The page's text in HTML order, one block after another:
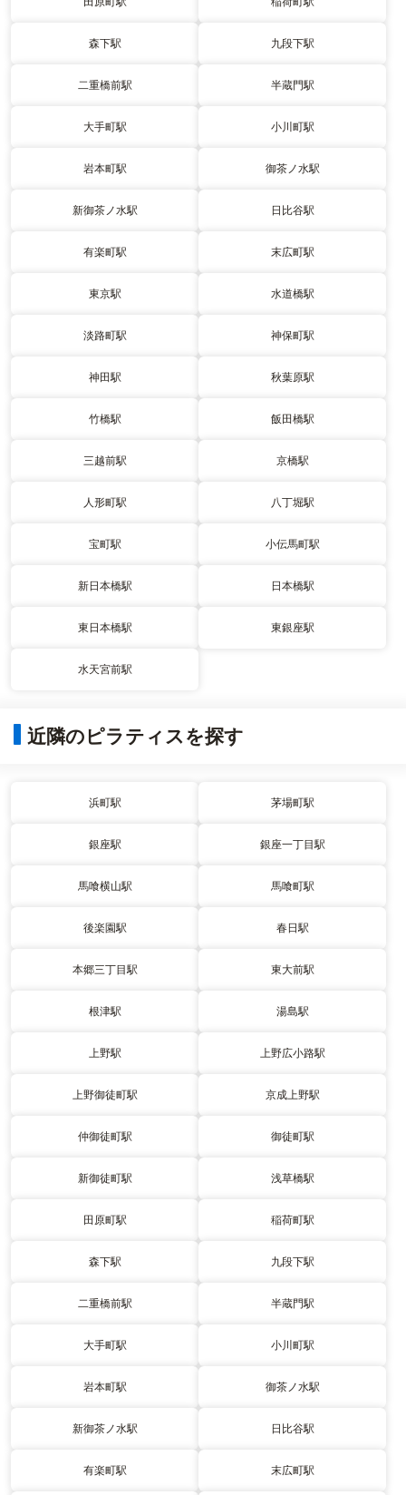
森下駅 九段下駅
二重橋前駅 半蔵門駅
大手町駅 小川町駅
岩本町駅 御茶ノ水駅
新御茶ノ水駅 日比谷駅
有楽町駅 末広町駅
東京駅 水道橋駅
淡路町駅 神保町駅
神田駅 秋葉原駅
竹橋駅 飯田橋駅
三越前駅 京橋駅
人形町駅 八丁堀駅
宝町駅 小伝馬町駅
新日本橋駅 日本橋駅
東日本橋駅 東銀座駅
水天宮前駅
近隣のピラティスを探す
浜町駅 茅場町駅
銀座駅 銀座一丁目駅
馬喰横山駅 馬喰町駅
後楽園駅 春日駅
本郷三丁目駅 東大前駅
根津駅 湯島駅
上野駅 上野広小路駅
上野御徒町駅 京成上野駅
仲御徒町駅 御徒町駅
新御徒町駅 浅草橋駅
田原町駅 稲荷町駅
森下駅 九段下駅
二重橋前駅 半蔵門駅
大手町駅 小川町駅
岩本町駅 御茶ノ水駅
新御茶ノ水駅 日比谷駅
有楽町駅 末広町駅